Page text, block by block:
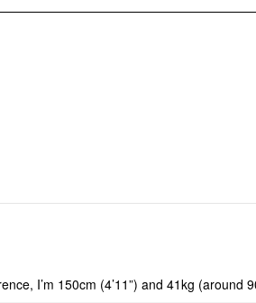
تفاصيل الملابس: عقدة عروية, مكشكش, بغرز
I’m 150cm (4’11”) and 41kg